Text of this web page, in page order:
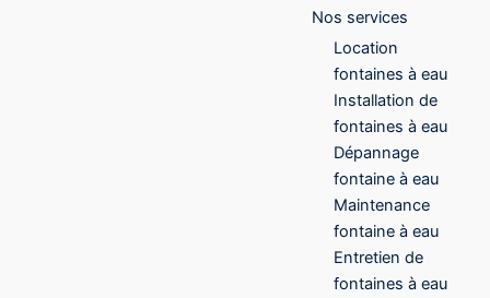
Nos services
Location
fontaines à eau
Installation de
fontaines à eau
Dépannage
fontaine à eau
Maintenance
fontaine à eau
Entretien de
fontaines à eau